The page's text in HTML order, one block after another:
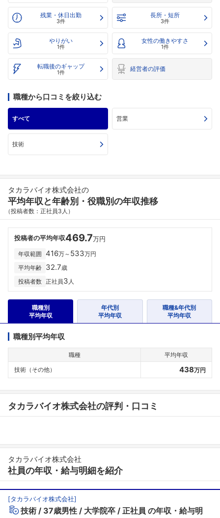
残業・休日出勤
3件
長所・短所
3件
やりがい
1件
女性の働きやすさ
1件
転職後のギャップ
1件 経営者の評価
職種から口コミを絞り込む
すべて 営業
技術
タカラバイオ株式会社の
平均年収と年齢別・役職別の年収推移
（投稿者数：正社員3人）
投稿者の平均年収469.7万円
年収範囲 416万～ 533万円
平均年齢 32.7歳
投稿者数 正社員3 人
職種別
平均年収
年代別
平均年収
職種&年代別
平均年収
職種別平均年収
職種
平均年収
技術（その他）
438万円
タカラバイオ株式会社の評判・口コミ
タカラバイオ株式会社
社員の年収・給与明細を紹介
[タカラバイオ株式会社]
技術 37歳男性 大学院卒 正社員 の年収・給与明